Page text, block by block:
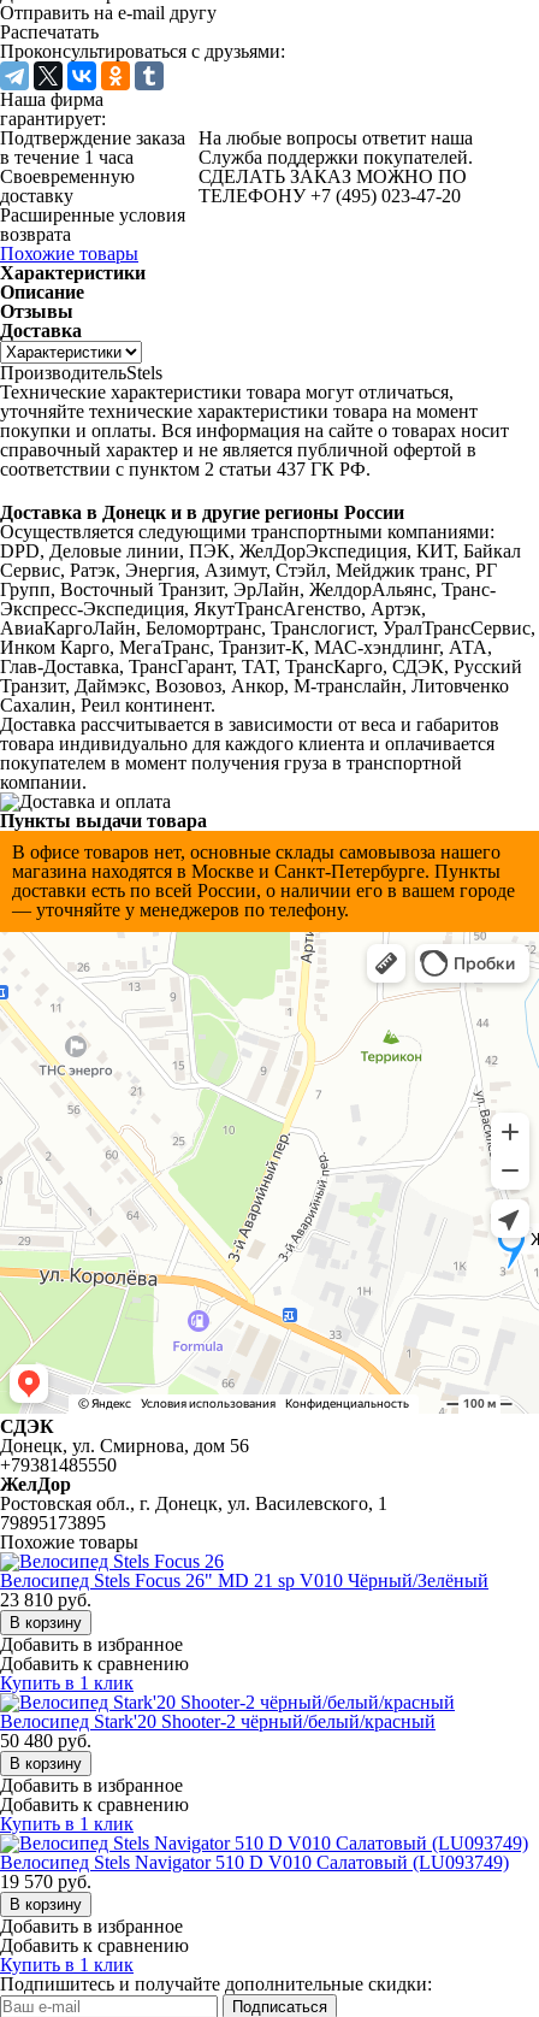
Отправить на e-mail другу
Распечатать
Проконсультироваться с друзьями:
Наша фирма
гарантирует:
Подтверждение заказа
в течение 1 часа
Своевременную
доставку
Расширенные условия
возврата
На любые вопросы ответит наша
Служба поддержки покупателей.
СДЕЛАТЬ ЗАКАЗ МОЖНО ПО
ТЕЛЕФОНУ +7 (495) 023-47-20
Похожие товары
Характеристики
Описание
Отзывы
Доставка
ПроизводительStels
Технические характеристики товара могут отличаться,
уточняйте технические характеристики товара на момент
покупки и оплаты. Вся информация на сайте о товарах носит
справочный характер и не является публичной офертой в
соответствии с пунктом 2 статьи 437 ГК РФ.
Доставка в Донецк и в другие регионы России
Осуществляется следующими транспортными компаниями:
DPD, Деловые линии, ПЭК, ЖелДорЭкспедиция, КИТ, Байкал
Сервис, Ратэк, Энергия, Азимут, Стэйл, Мейджик транс, РГ
Групп, Восточный Транзит, ЭрЛайн, ЖелдорАльянс, Транс-
Экспресс-Экспедиция, ЯкутТрансАгенство, Артэк,
АвиаКаргоЛайн, Беломортранс, Транслогист, УралТрансСервис,
Инком Карго, МегаТранс, Транзит-К, МАС-хэндлинг, АТА,
Глав-Доставка, ТрансГарант, ТАТ, ТрансКарго, СДЭК, Русский
Транзит, Даймэкс, Возовоз, Анкор, М-транслайн, Литовченко
Сахалин, Реил континент.
Доставка рассчитывается в зависимости от веса и габаритов
товара индивидуально для каждого клиента и оплачивается
покупателем в момент получения груза в транспортной
компании.
Пункты выдачи товара
В офисе товаров нет, основные склады самовывоза нашего
магазина находятся в Мocкве и Санкт-Петербурге. Пункты
доставки есть по всей России, о наличии его в вашем городе
— уточняйте у менеджеров по телефону.
СДЭК
Донецк, ул. Смирнова, дом 56
+79381485550
ЖелДор
Ростовская обл., г. Донецк, ул. Василевского, 1
79895173895
Похожие товары
Велосипед Stels Focus 26" MD 21 sp V010 Чёрный/Зелёный
23 810 руб.
В корзину
Добавить в избранное
Добавить к сравнению
Купить в 1 клик
Велосипед Stark'20 Shooter-2 чёрный/белый/красный
50 480 руб.
В корзину
Добавить в избранное
Добавить к сравнению
Купить в 1 клик
Велосипед Stels Navigator 510 D V010 Салатовый (LU093749)
19 570 руб.
В корзину
Добавить в избранное
Добавить к сравнению
Купить в 1 клик
Подпишитесь и получайте дополнительные скидки:
Подписаться